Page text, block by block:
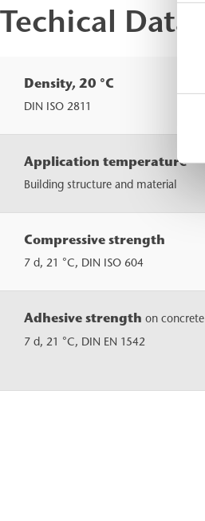
Techical Data
Density, 20 °C
DIN ISO 2811
Application temperature
Building structure and material
Compressive strength
7 d, 21 °C, DIN ISO 604
Adhesive strength on concrete
7 d, 21 °C, DIN EN 1542